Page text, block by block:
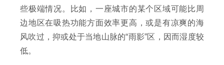
些极端情况。比如，一座城市的某个区域可能比周
边地区在吸热功能方面效率更高，或是有凉爽的海
风吹过，抑或处于当地山脉的“雨影”区，因而湿度较
低。